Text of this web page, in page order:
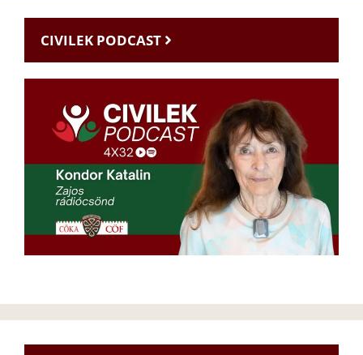
CIVILEK PODCAST